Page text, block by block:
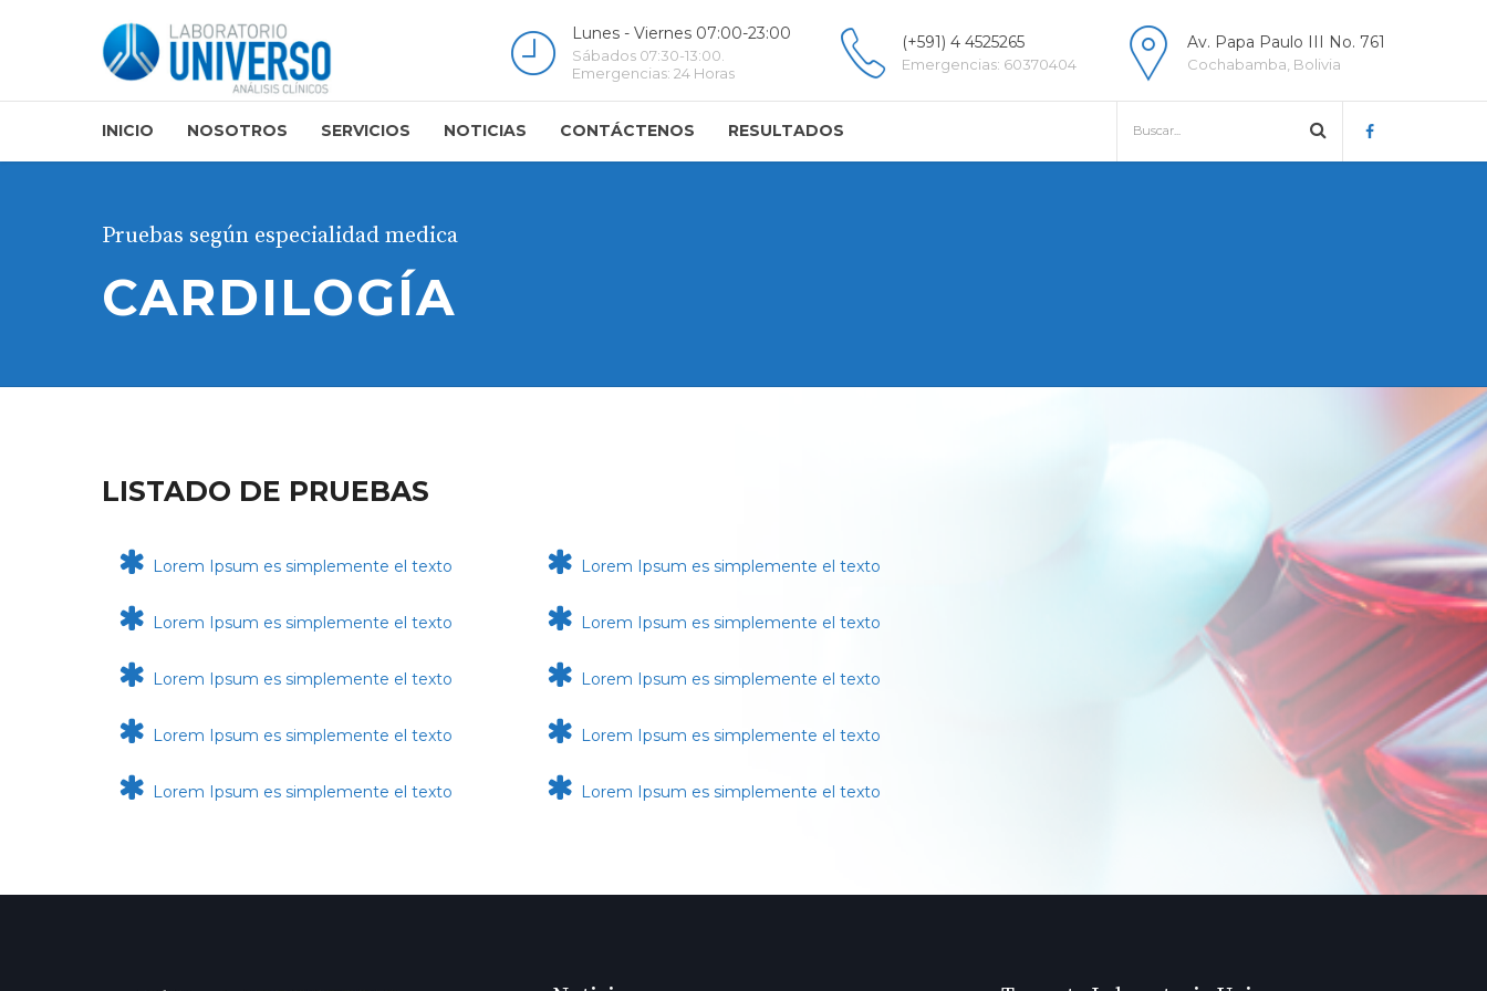
Lunes - Viernes 07:00-23:00
Sábados 07:30-13:00.
Emergencias: 24 Horas
(+591) 4 4525265
Emergencias: 60370404
Av. Papa Paulo III No. 761
Cochabamba, Bolivia
INICIO NOSOTROS SERVICIOS NOTICIAS CONTÁCTENOS RESULTADOS
Pruebas según especialidad medica
CARDILOGÍA
LISTADO DE PRUEBAS
Lorem Ipsum es simplemente el texto
Lorem Ipsum es simplemente el texto
Lorem Ipsum es simplemente el texto
Lorem Ipsum es simplemente el texto
Lorem Ipsum es simplemente el texto
Lorem Ipsum es simplemente el texto
Lorem Ipsum es simplemente el texto
Lorem Ipsum es simplemente el texto
Lorem Ipsum es simplemente el texto
Lorem Ipsum es simplemente el texto